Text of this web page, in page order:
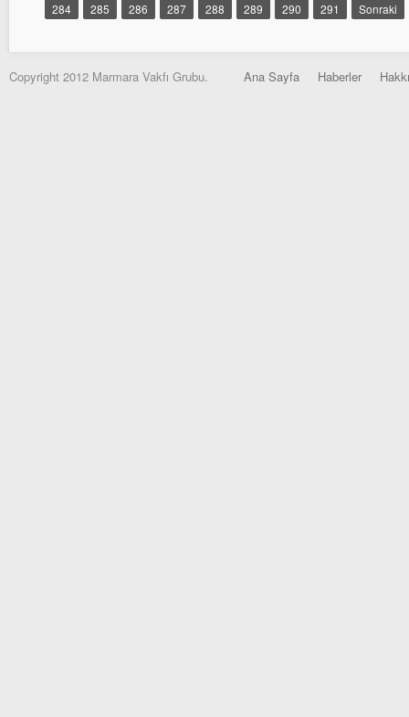
284
285 286 287 288 289 290 291 Sonraki
Copyright 2012 Marmara Vakfı Grubu. Ana Sayfa Haberler